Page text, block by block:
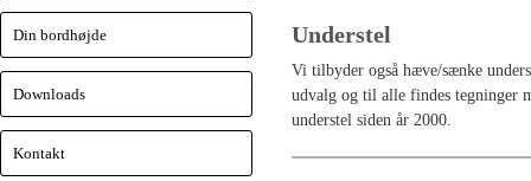
Understel
Vi tilbyder også hæve/sænke
udvalg og til alle findes tegninger
understel siden år 2000.
Din bordhøjde
Downloads
Kontakt